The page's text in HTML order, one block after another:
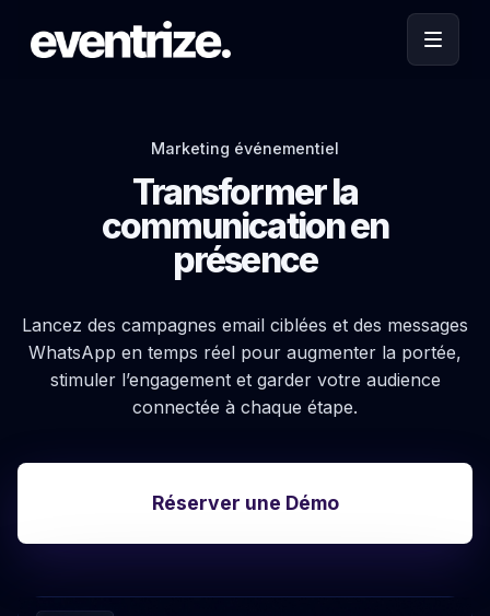
Marketing événementiel
Transformer la
communication en
présence
Lancez des campagnes email ciblées et des messages
WhatsApp en temps réel pour augmenter la portée,
stimuler l’engagement et garder votre audience
connectée à chaque étape.
Réserver une Démo